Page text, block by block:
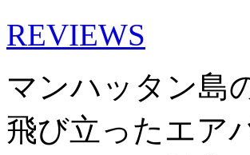
REVIEWS
マンハッタン島
飛び立ったエア